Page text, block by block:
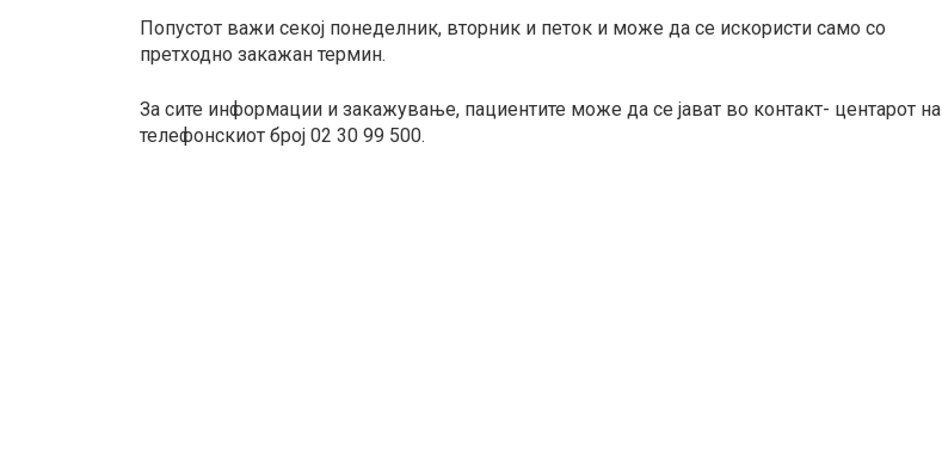
Попустот важи секој понеделник, вторник и петок и може да се искористи само со
претходно закажан термин.
За сите информации и закажување, пациентите може да се јават во контакт- центарот на
телефонскиот број 02 30 99 500.